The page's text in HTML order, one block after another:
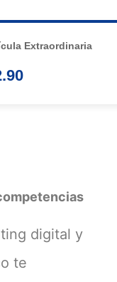
Extraordinaria
digital y
te